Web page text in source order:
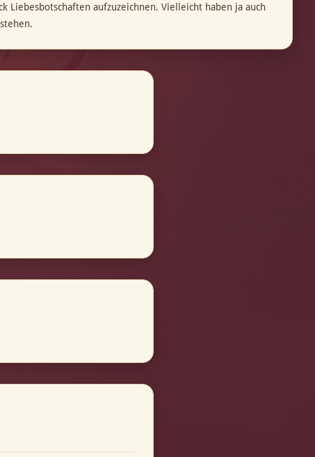
Liebesbotschaften aufzuzeichnen. Vielleicht haben ja auch